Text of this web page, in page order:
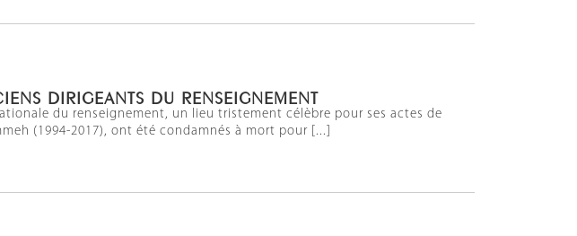
DIRIGEANTS DU RENSEIGNEMENT
du renseignement, un lieu tristement célèbre pour ses actes de
(1994-2017), ont été condamnés à mort pour [...]